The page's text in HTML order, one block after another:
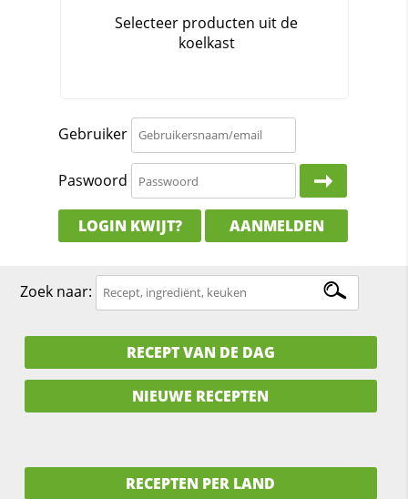
Gebruiker
Paswoord
LOGIN KWIJT? AANMELDEN
Zoek naar:
RECEPT VAN DE DAG
NIEUWE RECEPTEN
RECEPTEN PER LAND